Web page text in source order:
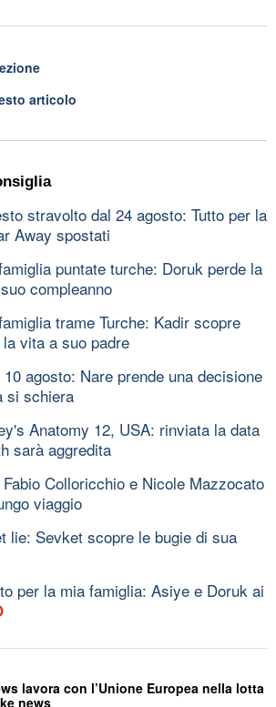
articolo
stravolto dal 24 agosto: Tutto per la
Away spostati
puntate turche: Doruk perde la
compleanno
trame Turche: Kadir scopre
vita a suo padre
agosto: Nare prende una decisione
si schiera
Anatomy 12, USA: rinviata la data
sarà aggredita
Colloricchio e Nicole Mazzocato
viaggio
lie: Sevket scopre le bugie di sua
per la mia famiglia: Asiye e Doruk ai
lavora con l’Unione Europea nella lotta
news